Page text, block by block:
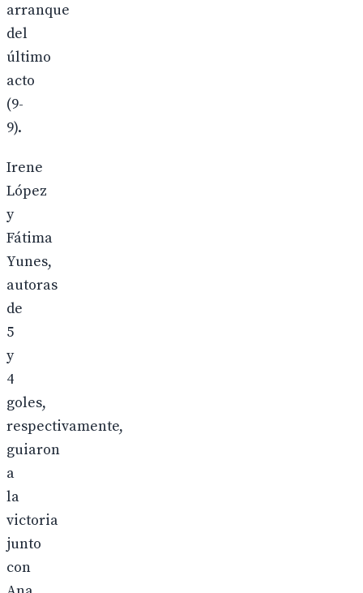
arranque
del
último
acto
(9-
9).
Irene
López
y
Fátima
Yunes,
autoras
de
5
y
4
goles,
respectivamente,
guiaron
a
la
victoria
junto
con